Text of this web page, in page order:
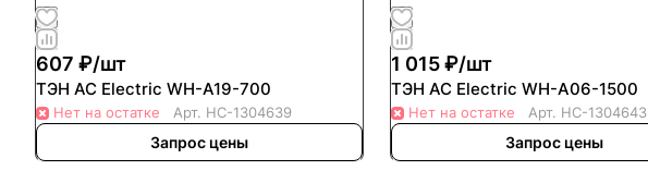
607 ₽/шт
ТЭН AC Electric WH-A19-700
Нет на остатке Арт. НС-1304639
Запрос цены
1 015 ₽/шт
ТЭН AC Electric WH-A06-1500
Нет на остатке Арт. НС-1304643
Запрос цены